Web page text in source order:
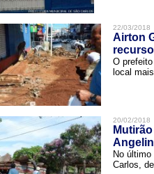
22/03/2018
Airton
O
local
20/02/2018
No
Carlos,